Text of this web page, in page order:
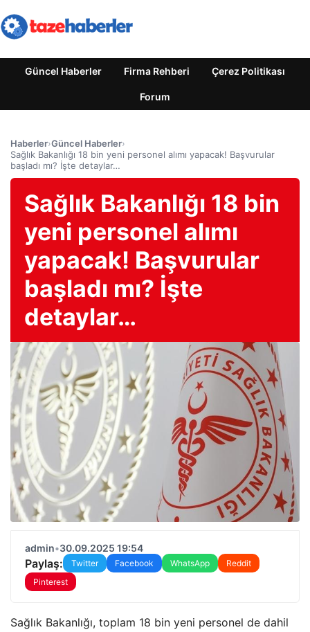
Güncel Haberler Firma Rehberi Çerez Politikası
Forum
Haberler›Güncel Haberler›
Sağlık Bakanlığı 18 bin yeni personel alımı yapacak! Başvurular
başladı mı? İşte detaylar…
Sağlık Bakanlığı 18 bin
yeni personel alımı
yapacak! Başvurular
başladı mı? İşte
detaylar…
admin•30.09.2025 19:54
Paylaş: Twitter Facebook WhatsApp
Reddit
Pinterest
Sağlık Bakanlığı, toplam 18 bin yeni personel de dahil